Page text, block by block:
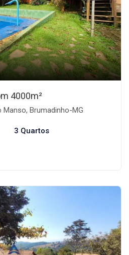
4000m²
Manso, Brumadinho-MG
3 Quartos